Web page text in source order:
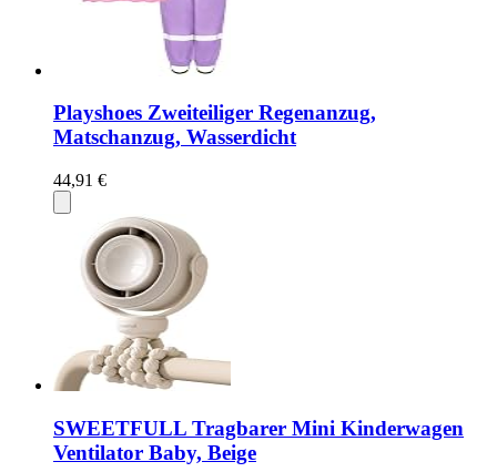
Playshoes Zweiteiliger Regenanzug,
Matschanzug, Wasserdicht
44,91 €
SWEETFULL Tragbarer Mini Kinderwagen
Ventilator Baby, Beige